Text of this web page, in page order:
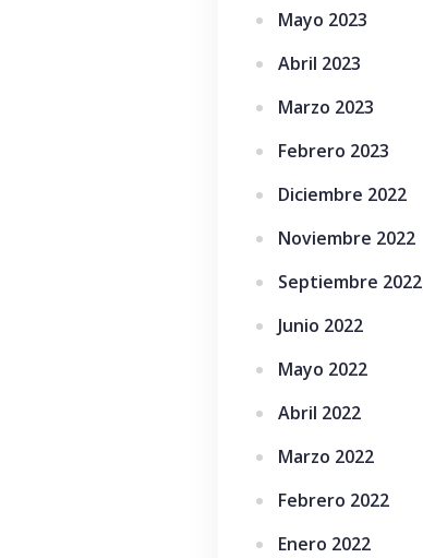
Mayo 2023
Abril 2023
Marzo 2023
Febrero 2023
Diciembre 2022
Noviembre 2022
Septiembre 2022
Junio 2022
Mayo 2022
Abril 2022
Marzo 2022
Febrero 2022
Enero 2022